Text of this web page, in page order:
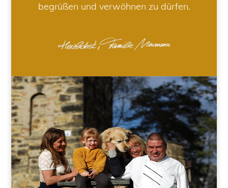
begrüßen und verwöhnen zu dürfen.